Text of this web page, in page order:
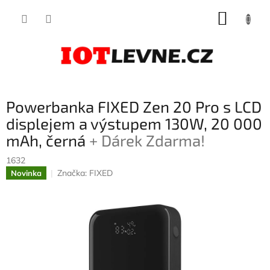
Powerbanka FIXED Zen 20 Pro s LCD
displejem a výstupem 130W, 20 000
mAh, černá + Dárek Zdarma!
1632
Novinka Značka: FIXED